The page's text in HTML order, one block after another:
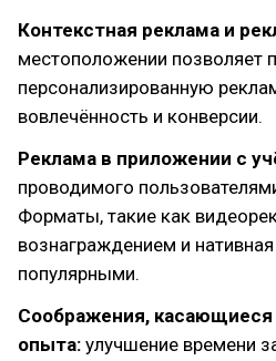
Контекстная реклама и
местоположении позволяет
персонализированную
вовлечённость и конверсии.
Реклама в приложении с
проводимого
Форматы, такие как
вознаграждением и
популярными.
Соображения, касающиеся
опыта: улучшение времени